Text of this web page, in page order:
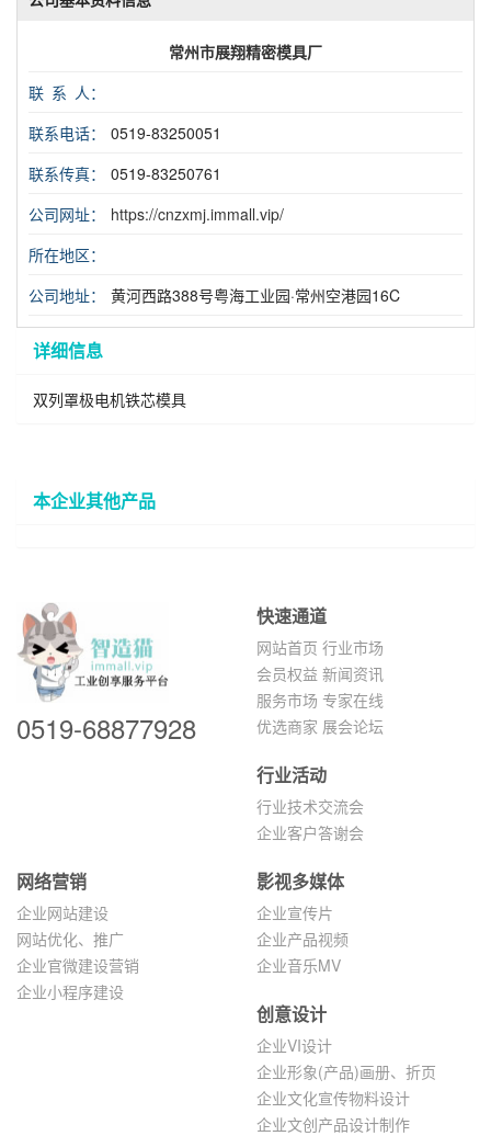
常州市展翔精密模具厂
联 系 人：
联系电话：
0519-83250051
联系传真：
0519-83250761
公司网址：
https://cnzxmj.immall.vip/
所在地区：
公司地址：
黄河西路388号粤海工业园·常州空港园16C
详细信息
双列罩极电机铁芯模具
本企业其他产品
0519-68877928
快速通道
网站首页 行业市场
会员权益 新闻资讯
服务市场 专家在线
优选商家 展会论坛
行业活动
行业技术交流会
企业客户答谢会
网络营销
企业网站建设
网站优化、推广
企业官微建设营销
企业小程序建设
影视多媒体
企业宣传片
企业产品视频
企业音乐MV
创意设计
企业VI设计
企业形象(产品)画册、折页
企业文化宣传物料设计
企业文创产品设计制作